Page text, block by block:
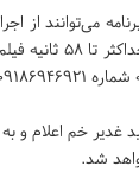
می‌توانند از
غدیر خم اعلام و
شد.